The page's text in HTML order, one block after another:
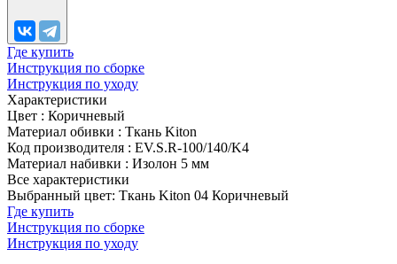
Где купить
Инструкция по сборке
Инструкция по уходу
Характеристики
Цвет : Коричневый
Материал обивки : Ткань Kiton
Код производителя : EV.S.R-100/140/K4
Материал набивки : Изолон 5 мм
Все характеристики
Выбранный цвет: Ткань Kiton 04 Коричневый
Где купить
Инструкция по сборке
Инструкция по уходу